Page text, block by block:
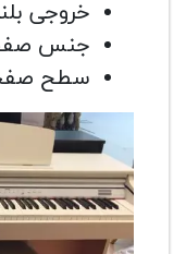
خروجی بلندگو:
جنس
سطح